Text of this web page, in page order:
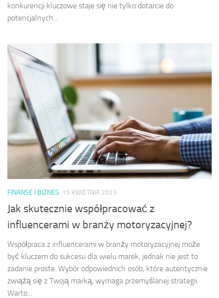
konkurencji kluczowe staje się nie tylko dotarcie do
potencjalnych...
FINANSE I BIZNES 15 KWIETNIA 2023
Jak skutecznie współpracować z
influencerami w branży motoryzacyjnej?
Współpraca z influencerami w branży motoryzacyjnej może
być kluczem do sukcesu dla wielu marek, jednak nie jest to
zadanie proste. Wybór odpowiednich osób, które autentycznie
zwiążą się z Twoją marką, wymaga przemyślanej strategii.
Warto...